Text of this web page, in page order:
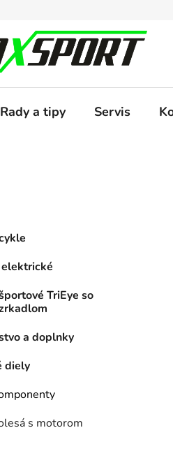
Rady a tipy Servis
TriEye so
a doplnky
diely
s motorom